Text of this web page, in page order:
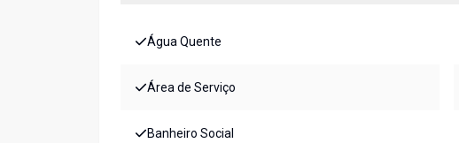
Água Quente
Área de Serviço
Banheiro Social